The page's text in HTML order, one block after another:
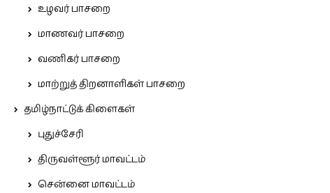
உழவர் பாசறை
மாணவர் பாசறை
வணிகர் பாசறை
மாற்றுத் திறனாளிகள் பாசறை
தமிழ்நாட்டுக் கிளைகள்
புதுச்சேரி
திருவள்ளூர் மாவட்டம்
சென்னை மாவட்டம்